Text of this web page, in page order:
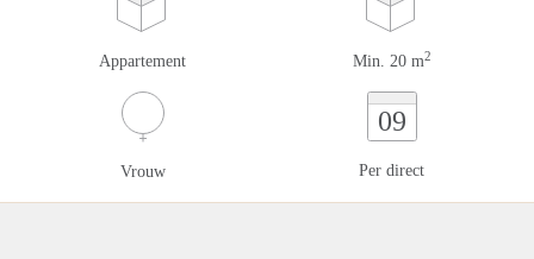
Appartement Min. 20 m2
Vrouw
09
Per direct